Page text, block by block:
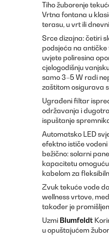
Tiho žuborenje
Vrtna fontana u
terasu, u vrt ili
Srce dizajna: četiri
podsjeća na antičke
uvjete poliresina
cjelogodišnju
samo 3–5 W radi
zaštitom osigurava
Ugrađeni filtar
održavanja i
ispuštanje
Automatsko LED
efektno ističe
bežično: solarni
kapacitetu
kabelom za
Zvuk tekuće vode
wellness vrtove,
također je
Uzmi Blumfeldt
u opuštajućem